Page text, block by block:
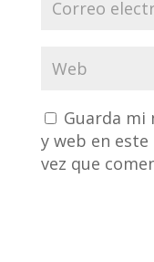
Guarda mi
y web en
vez que